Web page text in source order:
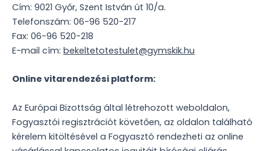
Cím: 9021 Győr, Szent István út 10/a.
Telefonszám: 06-96 520-217
Fax: 06-96 520-218
E-mail cím: bekeltetotestulet@gymskik.hu
Online vitarendezési platform:
Az Európai Bizottság által létrehozott weboldalon,
Fogyasztói regisztrációt követően, az oldalon található
kérelem kitöltésével a Fogyasztó rendezheti az online